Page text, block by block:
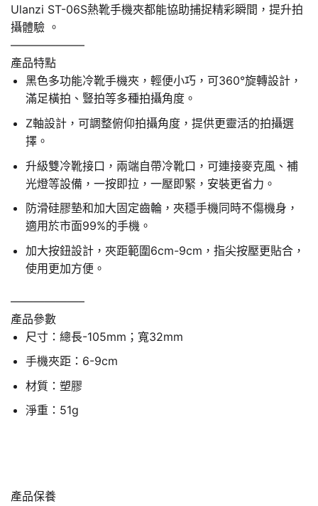
Ulanzi ST-06S熱靴手機夾都能協助捕捉精彩瞬間，提升拍
攝體驗 。
——————–
產品特點
黑色多功能冷靴手機夾，輕便小巧，可360°旋轉設計，
滿足橫拍、豎拍等多種拍攝角度。
Z軸設計，可調整俯仰拍攝角度，提供更靈活的拍攝選
擇。
升級雙冷靴接口，兩端自帶冷靴口，可連接麥克風、補
光燈等設備，一按即拉，一壓即緊，安裝更省力。
防滑硅膠墊和加大固定齒輪，夾穩手機同時不傷機身，
適用於市面99%的手機。
加大按鈕設計，夾距範圍6cm-9cm，指尖按壓更貼合，
使用更加方便。
——————–
產品參數
尺寸：總長-105mm；寬32mm
手機夾距：6-9cm
材質：塑膠
淨重：51g
產品保養